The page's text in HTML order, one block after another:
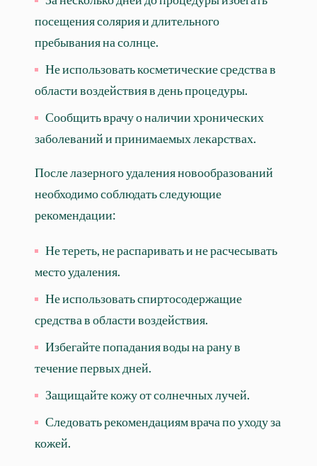
посещения солярия и длительного
пребывания на солнце.
Не использовать косметические средства в
области воздействия в день процедуры.
Сообщить врачу о наличии хронических
заболеваний и принимаемых лекарствах.
После лазерного удаления новообразований
необходимо соблюдать следующие
рекомендации:
Не тереть, не распаривать и не расчесывать
место удаления.
Не использовать спиртосодержащие
средства в области воздействия.
Избегайте попадания воды на рану в
течение первых дней.
Защищайте кожу от солнечных лучей.
Следовать рекомендациям врача по уходу за
кожей.